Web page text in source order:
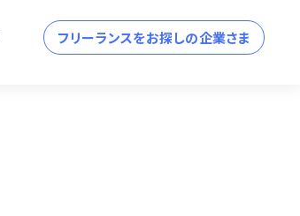
フリーランスをお探しの企業さま